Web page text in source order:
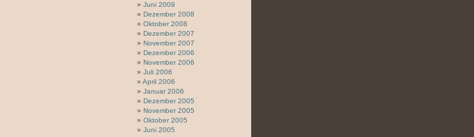
Juni 2009
Dezember 2008
Oktober 2008
Dezember 2007
November 2007
Dezember 2006
November 2006
Juli 2006
April 2006
Januar 2006
Dezember 2005
November 2005
Oktober 2005
Juni 2005